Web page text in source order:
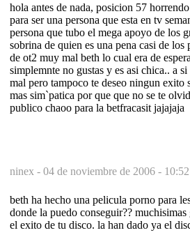
hola antes de nada, posicion 57 horrendo
para ser una persona que esta en tv
persona que tubo el mega apoyo de los
sobrina de quien es una pena casi de los
de ot2 muy mal beth lo cual era de
simplemnte no gustas y es asi chica.. a
mal pero tampoco te deseo ningun exito
mas sim`patica por que que no se te
publico chaoo para la betfracasit jajajaja
ninex - 04 de noviembre de 2006 - 10:52
beth ha hecho una pelicula porno para
donde la puedo conseguir??
el exito de tu disco. la han dado ya el